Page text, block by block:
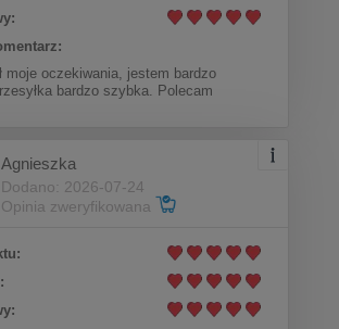
moje oczekiwania, jestem bardzo
bardzo szybka. Polecam
Agnieszka
Dodano: 2026-07-24
Opinia zweryfikowana